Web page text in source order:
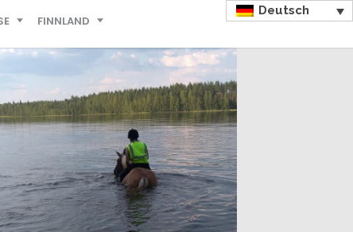
FINNLAND
Deutsch